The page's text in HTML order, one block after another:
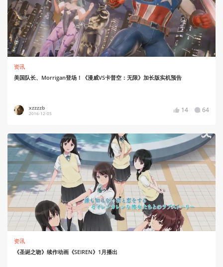
资讯
美国队长、Morrigan登场！《漫威VS卡普空：无限》加长版实机预告
xzzzzb
2016-12-05 14 64
资讯
《圣诞之吻》续作动画《SEIREN》1月播出